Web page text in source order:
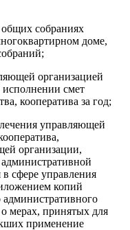
собраниях
доме,
организацией
исполнении смет
кооператива за год;
управляющей
организации,
в сфере управления
копий
о мерах, принятых для
применение